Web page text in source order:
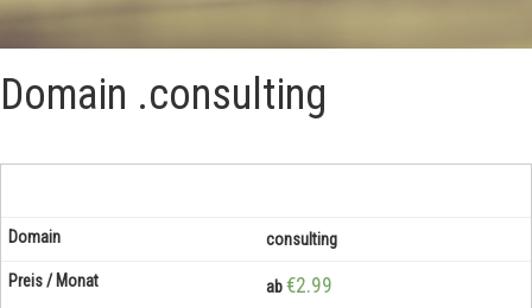
Domain .consulting
consulting
ab€2.99